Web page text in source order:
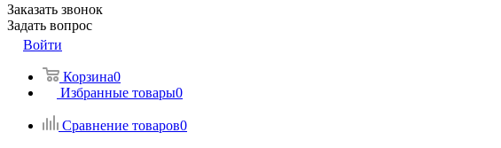
Заказать звонок
Задать вопрос
Войти
Корзина0
Избранные товары0
Сравнение товаров0